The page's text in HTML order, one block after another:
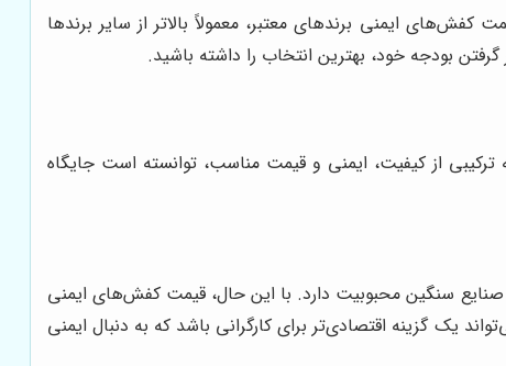
ایمنی برندهای معتبر، معمولاً بالاتر از سایر برندها
بودجه خود، بهترین انتخاب را داشته باشید.
ترکیبی از کیفیت، ایمنی و قیمت مناسب، توانسته است جایگاه
صنایع سنگین محبوبیت دارد. با این حال، قیمت کفش‌های ایمنی
یک گزینه اقتصادی‌تر برای کارگرانی باشد که به دنبال ایمنی